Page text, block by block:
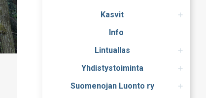
Kasvit
Info
Lintuallas
Yhdistystoiminta
Suomenojan Luonto ry